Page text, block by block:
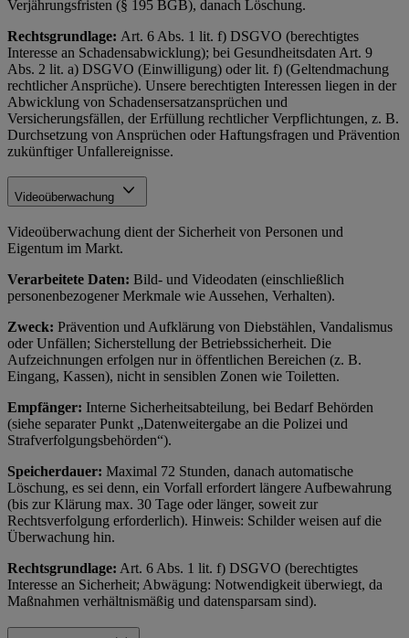
Verjährungsfristen (§ 195 BGB), danach Löschung.
Rechtsgrundlage: Art. 6 Abs. 1 lit. f) DSGVO (berechtigtes
Interesse an Schadensabwicklung); bei Gesundheitsdaten Art. 9
Abs. 2 lit. a) DSGVO (Einwilligung) oder lit. f) (Geltendmachung
rechtlicher Ansprüche). Unsere berechtigten Interessen liegen in der
Abwicklung von Schadensersatzansprüchen und
Versicherungsfällen, der Erfüllung rechtlicher Verpflichtungen, z. B.
Durchsetzung von Ansprüchen oder Haftungsfragen und Prävention
zukünftiger Unfallereignisse.
Videoüberwachung
Videoüberwachung dient der Sicherheit von Personen und
Eigentum im Markt.
Verarbeitete Daten: Bild- und Videodaten (einschließlich
personenbezogener Merkmale wie Aussehen, Verhalten).
Zweck: Prävention und Aufklärung von Diebstählen, Vandalismus
oder Unfällen; Sicherstellung der Betriebssicherheit. Die
Aufzeichnungen erfolgen nur in öffentlichen Bereichen (z. B.
Eingang, Kassen), nicht in sensiblen Zonen wie Toiletten.
Empfänger: Interne Sicherheitsabteilung, bei Bedarf Behörden
(siehe separater Punkt „Datenweitergabe an die Polizei und
Strafverfolgungsbehörden“).
Speicherdauer: Maximal 72 Stunden, danach automatische
Löschung, es sei denn, ein Vorfall erfordert längere Aufbewahrung
(bis zur Klärung max. 30 Tage oder länger, soweit zur
Rechtsverfolgung erforderlich). Hinweis: Schilder weisen auf die
Überwachung hin.
Rechtsgrundlage: Art. 6 Abs. 1 lit. f) DSGVO (berechtigtes
Interesse an Sicherheit; Abwägung: Notwendigkeit überwiegt, da
Maßnahmen verhältnismäßig und datensparsam sind).